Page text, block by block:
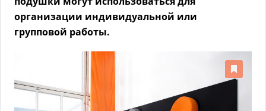
организации индивидуальной или
групповой работы.